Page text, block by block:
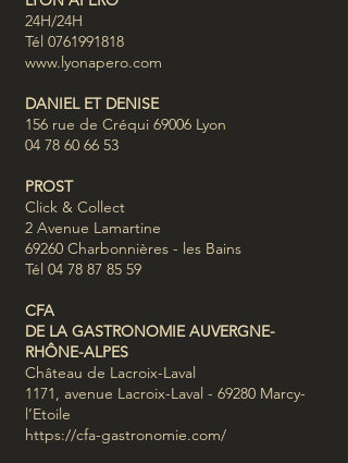
24H/24H
Tél 0761991818
www.lyonapero.com
DANIEL ET DENISE
156 rue de Créqui 69006 Lyon
04 78 60 66 53
PROST
Click & Collect
2 Avenue Lamartine
69260 Charbonnières - les Bains
Tél 04 78 87 85 59
CFA
DE LA GASTRONOMIE AUVERGNE-
RHÔNE-ALPES
Château de Lacroix-Laval
1171, avenue Lacroix-Laval - 69280 Marcy-
l’Etoile
https://cfa-gastronomie.com/